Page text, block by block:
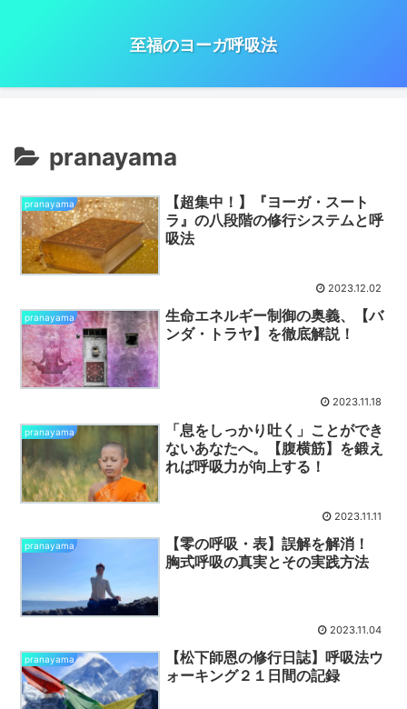
至福のヨーガ呼吸法
pranayama
pranayama
【超集中！】『ヨーガ・スート
ラ』の八段階の修行システムと呼
吸法
2023.12.02
pranayama
生命エネルギー制御の奥義、【バ
ンダ・トラヤ】を徹底解説！
2023.11.18
pranayama
「息をしっかり吐く」ことができ
ないあなたへ。【腹横筋】を鍛え
れば呼吸力が向上する！
2023.11.11
pranayama
【零の呼吸・表】誤解を解消！
胸式呼吸の真実とその実践方法
2023.11.04
pranayama
【松下師恩の修行日誌】呼吸法ウ
ォーキング２１日間の記録